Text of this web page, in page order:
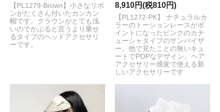
【PL1279-Brown】小さなリボ
ンがたくさん付いたカンカン
帽です。クラウンがとても浅
いのでかぶると言うより乗せ
るタイプのヘッドアクセサリ
ーです。
8,910円(税810円)
【PL1272-PK】 ナチュラルカ
ラーのトーションレースがポ
イントになったピンクのカチ
ューシャタイプのサンバイザ
ー。他で見たことの無いキュ
ートでPOPなデザイン。ヘア
アクセサリー感覚で使える新
しいアクセサリーです